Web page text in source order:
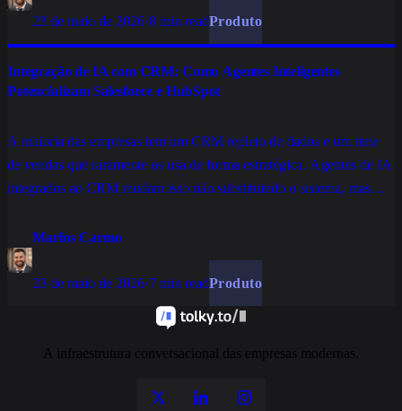
23 de maio de 2026·8 min readProduto
Integração de IA com CRM: Como Agentes Inteligentes
Potencializam Salesforce e HubSpot
A maioria das empresas tem um CRM repleto de dados e um time
de vendas que raramente os usa de forma estratégica. Agentes de IA
integrados ao CRM mudam isso não substituindo o sistema, mas
comercial.
Marlos Carmo
23 de maio de 2026·7 min readProduto
A infraestrutura conversacional das empresas modernas.